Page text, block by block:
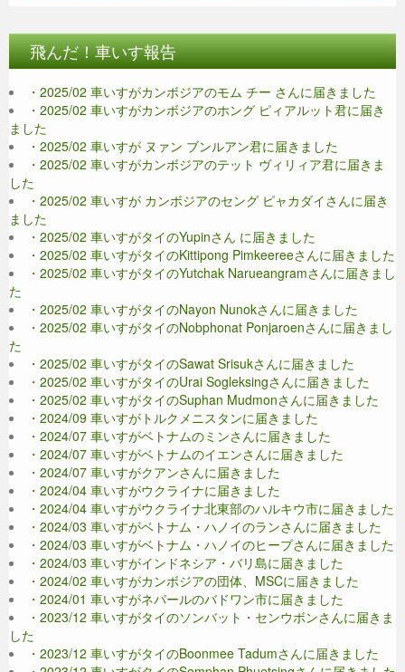
飛んだ！車いす報告
・2025/02 車いすがカンボジアのモム チー さんに届きました
・2025/02 車いすがカンボジアのホング ピィアルット君に届き
ました
・2025/02 車いすが ヌァン ブンルアン君に届きました
・2025/02 車いすがカンボジアのテット ヴィリィア君に届きま
した
・2025/02 車いすが カンボジアのセング ピャカダイさんに届き
ました
・2025/02 車いすがタイのYupinさん に届きました
・2025/02 車いすがタイのKittipong Pimkeereeさんに届きました
・2025/02 車いすがタイのYutchak Narueangramさんに届きまし
た
・2025/02 車いすがタイのNayon Nunokさんに届きました
・2025/02 車いすがタイのNobphonat Ponjaroenさんに届きまし
た
・2025/02 車いすがタイのSawat Srisukさんに届きました
・2025/02 車いすがタイのUrai Sogleksingさんに届きました
・2025/02 車いすがタイのSuphan Mudmonさんに届きました
・2024/09 車いすがトルクメニスタンに届きました
・2024/07 車いすがベトナムのミンさんに届きました
・2024/07 車いすがベトナムのイエンさんに届きました
・2024/07 車いすがクアンさんに届きました
・2024/04 車いすがウクライナに届きました
・2024/04 車いすがウクライナ北東部のハルキウ市に届きました
・2024/03 車いすがベトナム・ハノイのランさんに届きました
・2024/03 車いすがベトナム・ハノイのヒープさんに届きました
・2024/03 車いすがインドネシア・バリ島に届きました
・2024/02 車いすがカンボジアの団体、MSCに届きました
・2024/01 車いすがネパールのバドワン市に届きました
・2023/12 車いすがタイのソンバット・センウボンさんに届きま
した
・2023/12 車いすがタイのBoonmee Tadumさんに届きました